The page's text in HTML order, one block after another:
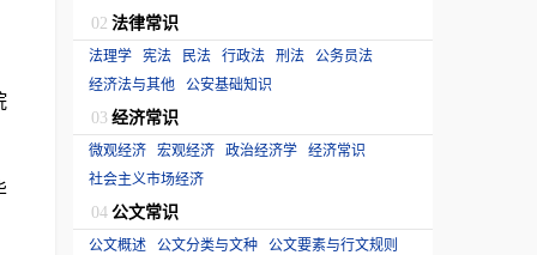
02 法律常识
法理学 宪法 民法 行政法 刑法 公务员法
经济法与其他 公安基础知识
03 经济常识
微观经济 宏观经济 政治经济学 经济常识
社会主义市场经济
04 公文常识
公文概述 公文分类与文种 公文要素与行文规则